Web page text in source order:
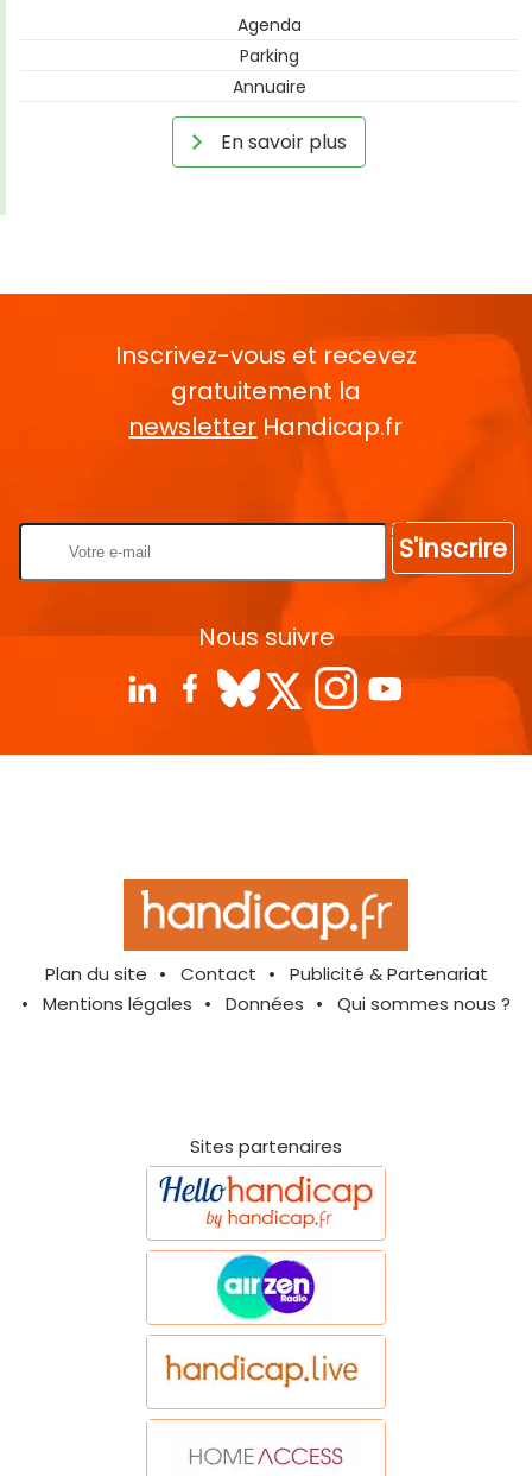
Agenda
Parking
Annuaire
En savoir plus
Inscrivez-vous et recevez
gratuitement la
newsletter Handicap.fr
S'inscrire
Nous suivre
Plan du site Contact
Publicité & Partenariat
Mentions légales
Données Qui sommes nous ?
Sites partenaires